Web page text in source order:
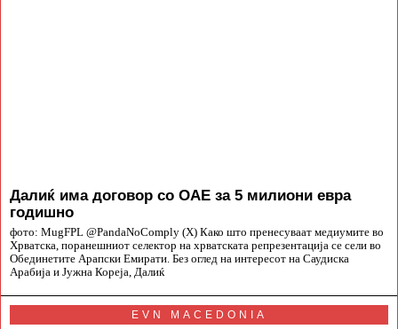
Далиќ има договор со ОАЕ за 5 милиони евра
годишно
фото: MugFPL @PandaNoComply (X) Како што пренесуваат медиумите во
Хрватска, поранешниот селектор на хрватската репрезентација се сели во
Обединетите Арапски Емирати. Без оглед на интересот на Саудиска
Арабија и Јужна Кореја, Далиќ
EVN MACEDONIA